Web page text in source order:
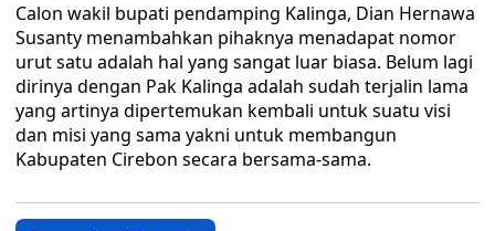
Calon wakil bupati pendamping Kalinga, Dian Hernawa
Susanty menambahkan pihaknya menadapat nomor
urut satu adalah hal yang sangat luar biasa. Belum lagi
dirinya dengan Pak Kalinga adalah sudah terjalin lama
yang artinya dipertemukan kembali untuk suatu visi
dan misi yang sama yakni untuk membangun
Kabupaten Cirebon secara bersama-sama.